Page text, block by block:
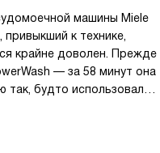
машины Miele
привыкший к технике,
крайне доволен. Прежде
— за 58 минут она
будто использовала
Это особенно ценно в
посуда нужна уже
SensorDry: благодаря